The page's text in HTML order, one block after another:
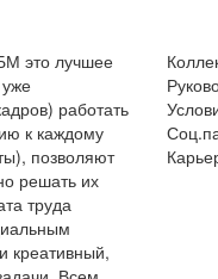
это лучшее
работать
к каждому
позволяют
решать их
труда
креативный,